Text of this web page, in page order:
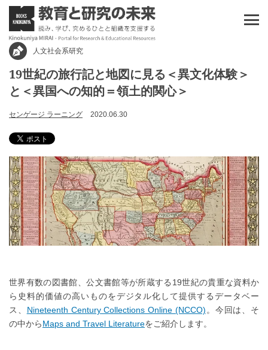
人文社会系研究
19世紀の旅行記と地図に見る＜異文化体験＞
と＜異国への知的＝領土的関心＞
センゲージ ラーニング 2020.06.30
世界有数の図書館、公文書館等が所蔵する19世紀の貴重な資料か
ら史料的価値の高いものをデジタル化して提供するデータベー
ス、 Nineteenth Century Collections Online (NCCO) 。今回は、そ
の中からMaps and Travel Literatureをご紹介します。